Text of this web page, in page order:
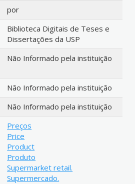
por
Biblioteca Digitais de Teses e
Dissertações da USP
Não Informado pela instituição
Não Informado pela instituição
Não Informado pela instituição
Preços
Price
Product
Produto
Supermarket retail.
Supermercado.